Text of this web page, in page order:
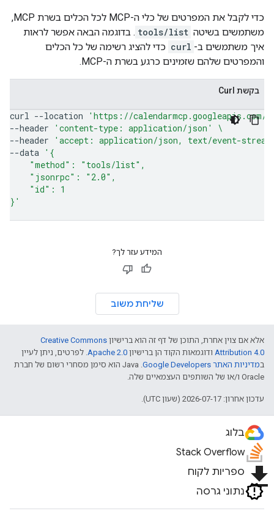
כדי לקבל את המפרטים של כלי ה-MCP לכל הכלים בשרת MCP,
משתמשים בשיטה tools/list . בדוגמה הבאה אפשר לראות
איך משתמשים ב- curl כדי להציג רשימה של כל הכלים
והמפרטים שלהם שזמינים כרגע בשרת ה-MCP.
בקשת Curl
curl --location
'https://calendarmcp.googleapis.com/
--header
'content-type: application/json'
\
--header
'accept: application/json, text/event-
--data '{
    "method": "tools/list",
    "jsonrpc": "2.0",
    "id": 1
}'
המידע עזר לך?
שליחת משוב
אלא אם צוין אחרת, התוכן של דף זה הוא ברישיון Creative Commons
Attribution 4.0 ודוגמאות הקוד הן ברישיון Apache 2.0. לפרטים, ניתן לעיין
במדיניות האתר Google Developers‏
.‏ Java הוא סימן מסחרי רשום של חברת
Oracle ו/או של השותפים העצמאיים שלה.
עדכון אחרון: 2026-07-17 (שעון UTC).
בלוג
Stack Overflow
file_download ספריות לקוח
נתוני גרסה